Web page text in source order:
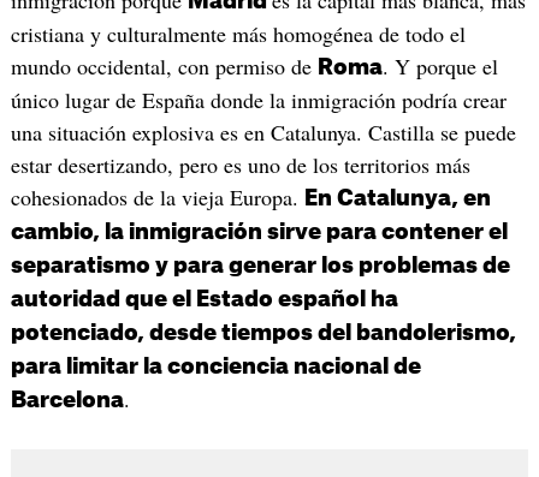
cristiana y culturalmente más homogénea de todo el
mundo occidental, con permiso de Roma. Y porque el
único lugar de España donde la inmigración podría crear
una situación explosiva es en Catalunya. Castilla se puede
estar desertizando, pero es uno de los territorios más
cohesionados de la vieja Europa.
En Catalunya, en
cambio, la inmigración sirve para contener el
separatismo y para generar los problemas de
autoridad que el Estado español ha
potenciado, desde tiempos del bandolerismo,
para limitar la conciencia nacional de
Barcelona.